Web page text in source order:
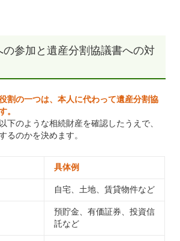
の参加と遺産分割協議書への対
割の一つは、本人に代わって遺産分割協
。
下のような相続財産を確認したうえで、
るのかを決めます。
具体例
自宅、土地、賃貸物件など
預貯金、有価証券、投資信
託など